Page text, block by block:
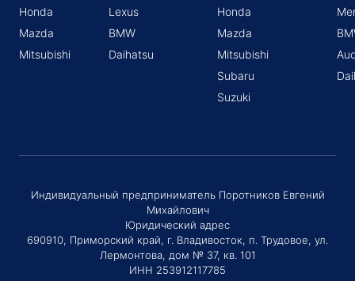
Honda
Mazda
Mitsubishi
Lexus
BMW
Daihatsu
Honda
Mazda
Mitsubishi
Subaru
Suzuki
Индивидуальный предприниматель Поротников Евгений
Михайлович
Юридический адрес
690910, Приморский край, г. Владивосток, п. Трудовое, ул.
Лермонтова, дом № 37, кв. 101
ИНН 253912117785